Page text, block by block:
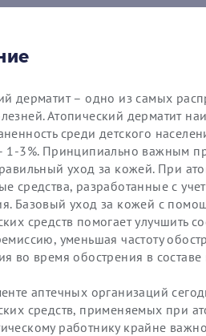
дерматит – одно из самых
Атопический дерматит
среди детского
1-3%. Принципиально важным
уход за кожей. При
средства, разработанные с
Базовый уход за кожей с
средств помогает улучшить
уменьшая частоту
во время обострения в
аптечных организаций
средств, применяемых при
работнику крайне